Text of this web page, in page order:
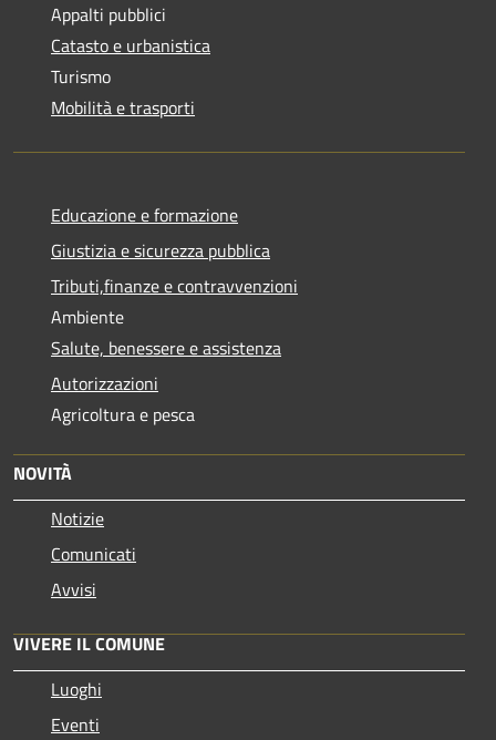
Appalti pubblici
Catasto e urbanistica
Turismo
Mobilità e trasporti
Educazione e formazione
Giustizia e sicurezza pubblica
Tributi,finanze e contravvenzioni
Ambiente
Salute, benessere e assistenza
Autorizzazioni
Agricoltura e pesca
NOVITÀ
Notizie
Comunicati
Avvisi
VIVERE IL COMUNE
Luoghi
Eventi